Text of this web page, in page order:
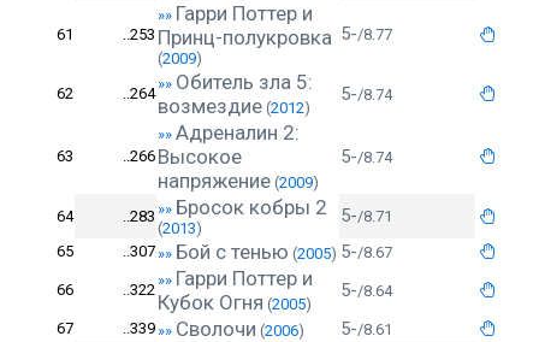
61 ..253
»» Гарри Поттер и
Принц-полукровка
(2009)
5-/8.77
62 ..264
»» Обитель зла 5:
возмездие (2012)
5-/8.74
63 ..266
»» Адреналин 2:
Высокое
напряжение (2009)
5-/8.74
64 ..283 »» Бросок кобры 2
(2013)
5-/8.71
65
..307»» Бой с тенью (2005) 5-/8.67
66 ..322
»» Гарри Поттер и
Кубок Огня (2005)
5-/8.64
67 ..339»» Сволочи (2006) 5-/8.61